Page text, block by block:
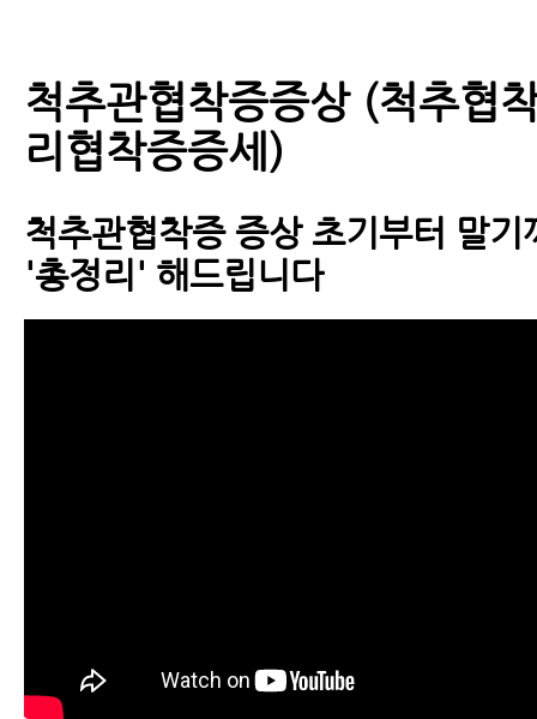
- 협착증은 치료를 받든 안 받든
야 한다
- 척추관협착증에 좋은 운동
- 척추관협착증에 좋은 운동 4가지
척추관협착증증상 (척추협
리협착증증세)
척추관협착증 증상 초기부터 말기
'총정리' 해드립니다